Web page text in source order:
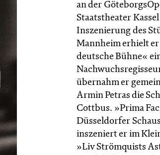
an der
Staatstheater
Inszenierung des
Mannheim erhielt
deutsche Bühne«
übernahm er
Armin Petras die
Cottbus. »Prima
Düsseldorfer
inszeniert er im
»Liv Strömquists